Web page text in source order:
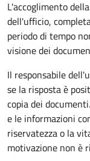
L'accoglimento
dell'ufficio,
periodo di tempo
visione dei
Il responsabile
se la risposta è
copia dei
e le informazioni
riservatezza o la
motivazione non è